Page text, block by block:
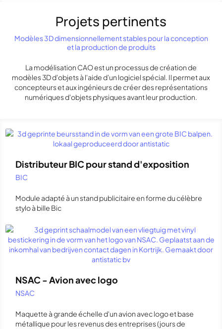
Projets pertinents
Modèles 3D dimensionnellement stables pour la conception
et la production de produits
La modélisation CAO est un processus de création de
modèles 3D d'objets à l'aide d'un logiciel spécial. Il permet aux
concepteurs et aux ingénieurs de créer des représentations
numériques d'objets physiques avant leur production.
Distributeur BIC pour stand d'exposition
BIC
Module adapté à un stand publicitaire en forme du célèbre
stylo à bille Bic
NSAC - Avion avec logo
NSAC
Maquette à grande échelle d'un avion avec logo et base
métallique pour les revenus des entreprises (jours de